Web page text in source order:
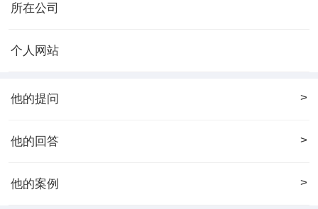
所在公司
个人网站
他的提问 >
他的回答 >
他的案例 >